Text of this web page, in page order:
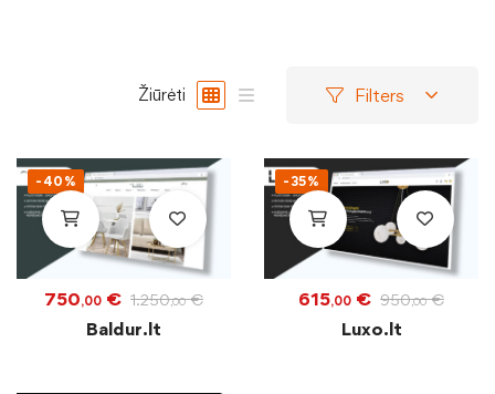
Žiūrėti Filters
-40%
750,00 € 1.250,00 €
Baldur.lt
-35%
615,00 € 950,00 €
Luxo.lt